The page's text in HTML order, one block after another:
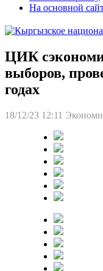
На основной
ЦИК
выборов,
годах
18/12/23 12:11